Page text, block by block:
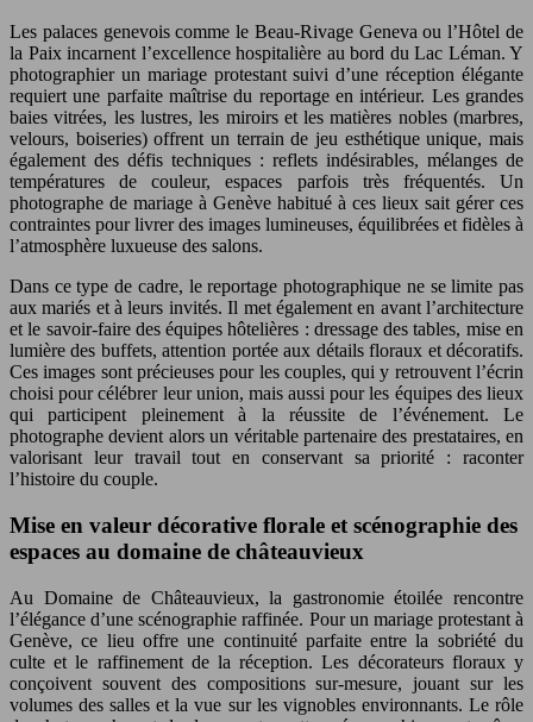
Les palaces genevois comme le Beau-Rivage Geneva ou l’Hôtel de
la Paix incarnent l’excellence hospitalière au bord du Lac Léman. Y
photographier un mariage protestant suivi d’une réception élégante
requiert une parfaite maîtrise du reportage en intérieur. Les grandes
baies vitrées, les lustres, les miroirs et les matières nobles (marbres,
velours, boiseries) offrent un terrain de jeu esthétique unique, mais
également des défis techniques : reflets indésirables, mélanges de
températures de couleur, espaces parfois très fréquentés. Un
photographe de mariage à Genève habitué à ces lieux sait gérer ces
contraintes pour livrer des images lumineuses, équilibrées et fidèles à
l’atmosphère luxueuse des salons.
Dans ce type de cadre, le reportage photographique ne se limite pas
aux mariés et à leurs invités. Il met également en avant l’architecture
et le savoir-faire des équipes hôtelières : dressage des tables, mise en
lumière des buffets, attention portée aux détails floraux et décoratifs.
Ces images sont précieuses pour les couples, qui y retrouvent l’écrin
choisi pour célébrer leur union, mais aussi pour les équipes des lieux
qui participent pleinement à la réussite de l’événement. Le
photographe devient alors un véritable partenaire des prestataires, en
valorisant leur travail tout en conservant sa priorité : raconter
l’histoire du couple.
Mise en valeur décorative florale et scénographie des
espaces au domaine de châteauvieux
Au Domaine de Châteauvieux, la gastronomie étoilée rencontre
l’élégance d’une scénographie raffinée. Pour un mariage protestant à
Genève, ce lieu offre une continuité parfaite entre la sobriété du
culte et le raffinement de la réception. Les décorateurs floraux y
conçoivent souvent des compositions sur-mesure, jouant sur les
volumes des salles et la vue sur les vignobles environnants. Le rôle